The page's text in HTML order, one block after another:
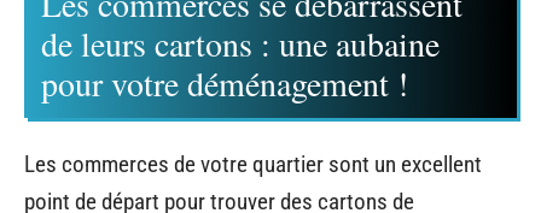
de leurs cartons : une aubaine
pour votre déménagement !
Les commerces de votre quartier sont un excellent
point de départ pour trouver des cartons de